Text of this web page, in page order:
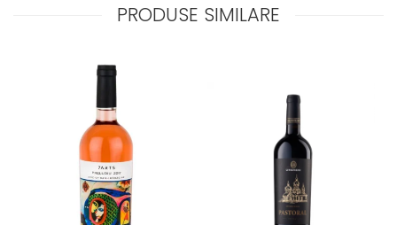
PRODUSE SIMILARE